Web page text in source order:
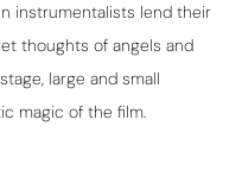
instrumentalists lend their
thoughts of angels and
large and small
magic of the film.